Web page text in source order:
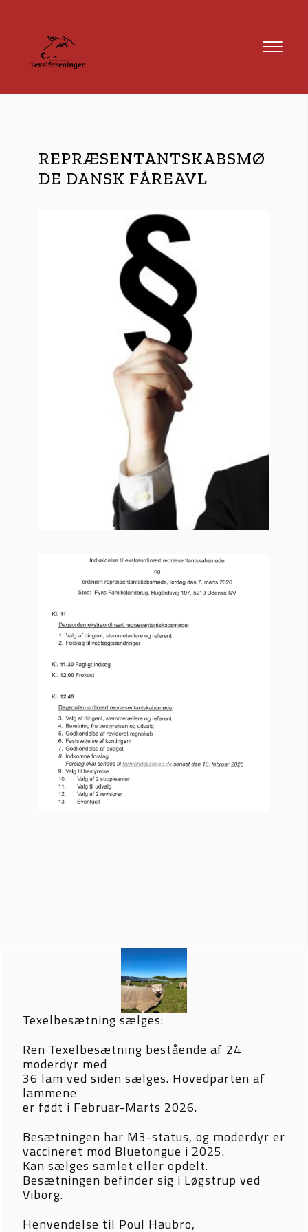
REPRÆSENTANTSKABSMØ
DE DANSK FÅREAVL
Texelbesætning sælges:
Ren Texelbesætning bestående af 24
moderdyr med
36 lam ved siden sælges. Hovedparten af
lammene
er født i Februar-Marts 2026.
Besætningen har M3-status, og moderdyr er
vaccineret mod Bluetongue i 2025.
Kan sælges samlet eller opdelt.
Besætningen befinder sig i Løgstrup ved
Viborg.
Henvendelse til Poul Haubro,